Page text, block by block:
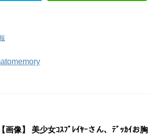
【画像】 美少女ｺｽﾌﾟﾚｲﾔｰさん、ﾃﾞｯｶｲお胸